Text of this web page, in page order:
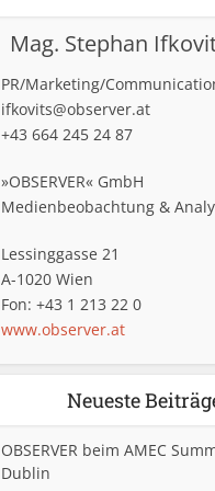
Mag. Stephan
PR/Marketing/
ifkovits@observer.at
+43 664 245 24 87
»OBSERVER« GmbH
Medienbeobachtung &
Lessinggasse 21
A-1020 Wien
Fon: +43 1 213 22 0
www.observer.at
Neueste
OBSERVER beim AMEC
Dublin